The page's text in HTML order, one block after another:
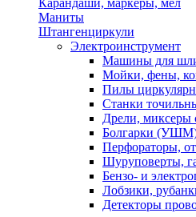
Карандаши, маркеры, мел
Маниты
Штангенциркули
Электроинструмент
Машины для
Мойки, фены,
Пилы
Станки
Дрели, миксеры
Болгарки
Перфораторы,
Шуруповерты,
Бензо- и
Лобзики,
Детекторы